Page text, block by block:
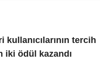
tercih
iki ödül kazandı